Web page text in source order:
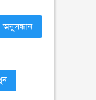
অনুসন্ধান